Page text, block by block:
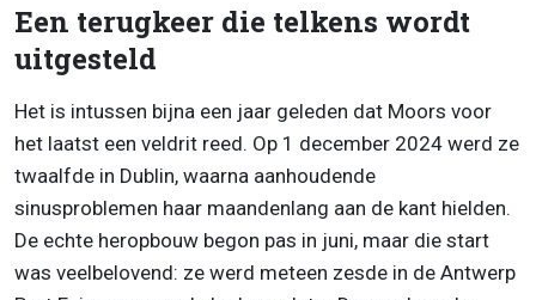
Een terugkeer die telkens wordt
uitgesteld
Het is intussen bijna een jaar geleden dat Moors voor
het laatst een veldrit reed. Op 1 december 2024 werd ze
twaalfde in Dublin, waarna aanhoudende
sinusproblemen haar maandenlang aan de kant hielden.
De echte heropbouw begon pas in juni, maar die start
was veelbelovend: ze werd meteen zesde in de Antwerp